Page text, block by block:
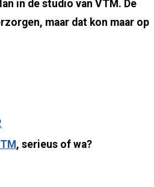
in de studio van VTM. De
maar dat kon maar op
, serieus of wa?